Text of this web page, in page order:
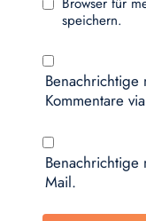
speichern.
Kommentare
Benachrichtige
Mail.